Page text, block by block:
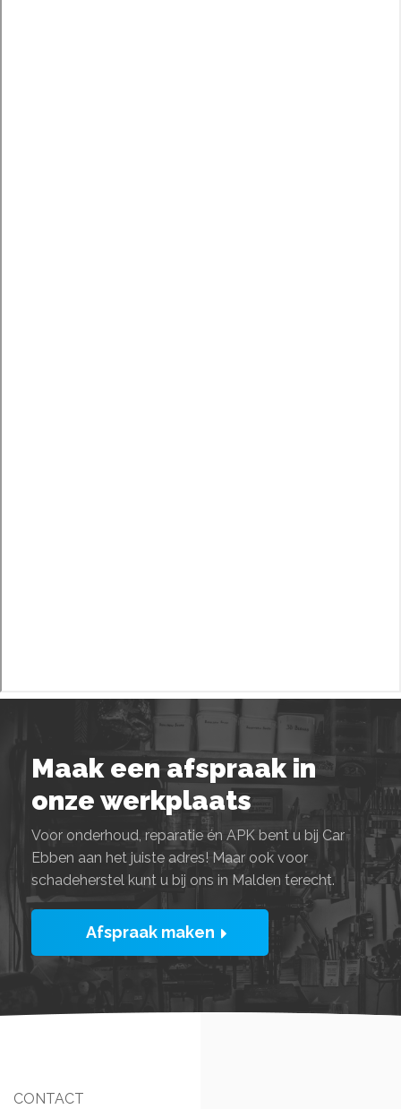
Maak een afspraak in
onze werkplaats
Voor onderhoud, reparatie én APK bent u bij Car
Ebben aan het juiste adres! Maar ook voor
schadeherstel kunt u bij ons in Malden terecht.
Afspraak maken
CONTACT